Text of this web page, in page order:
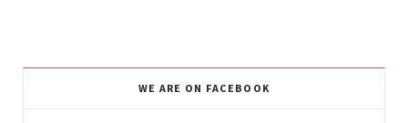
WE ARE ON FACEBOOK